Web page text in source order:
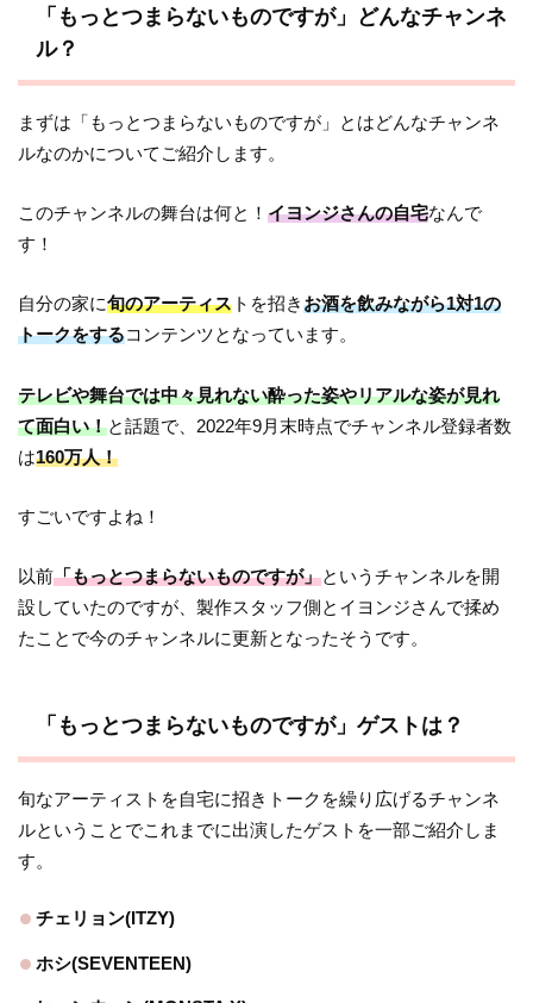
「もっとつまらないものですが」どんなチャンネ
ル？
まずは「もっとつまらないものですが」とはどんなチャンネ
ルなのかについてご紹介します。
このチャンネルの舞台は何と！イヨンジさんの自宅なんで
す！
自分の家に旬のアーティス トを招きお酒を飲みながら1対1の
トークをするコンテンツとなっています。
テレビや舞台では中々見れない酔った姿やリアルな姿が見れ
て面白い！と話題で、2022年9月末時点でチャンネル登録者数
は160万人！
すごいですよね！
以前「もっとつまらないものですが」というチャンネルを開
設していたのですが、製作スタッフ側とイヨンジさんで揉め
たことで今のチャンネルに更新となったそうです。
「もっとつまらないものですが」ゲストは？
旬なアーティストを自宅に招きトークを繰り広げるチャンネ
ルということでこれまでに出演したゲストを一部ご紹介しま
す。
チェリョン(ITZY)
ホシ(SEVENTEEN)